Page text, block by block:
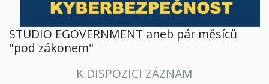
STUDIO EGOVERNMENT aneb pár měsíců
"pod zákonem"
K DISPOZICI ZÁZNAM